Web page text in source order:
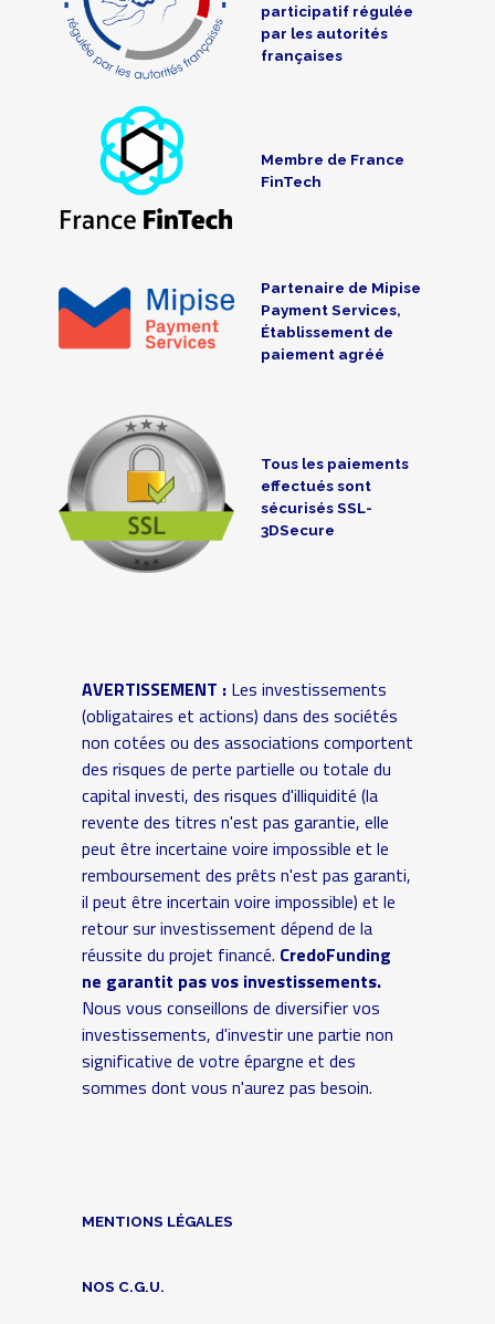
participatif régulée
par les autorités
françaises
Membre de France
FinTech
Partenaire de Mipise
Payment Services,
Établissement de
paiement agréé
Tous les paiements
effectués sont
sécurisés SSL-
3DSecure
AVERTISSEMENT :Les investissements
(obligataires et actions) dans des sociétés
non cotées ou des associations comportent
des risques de perte partielle ou totale du
capital investi, des risques d'illiquidité (la
revente des titres n'est pas garantie, elle
peut être incertaine voire impossible et le
remboursement des prêts n'est pas garanti,
il peut être incertain voire impossible) et le
retour sur investissement dépend de la
réussite du projet financé. CredoFunding
ne garantit pas vos investissements.
Nous vous conseillons de diversifier vos
investissements, d'investir une partie non
significative de votre épargne et des
sommes dont vous n'aurez pas besoin.
MENTIONS LÉGALES
NOS C.G.U.